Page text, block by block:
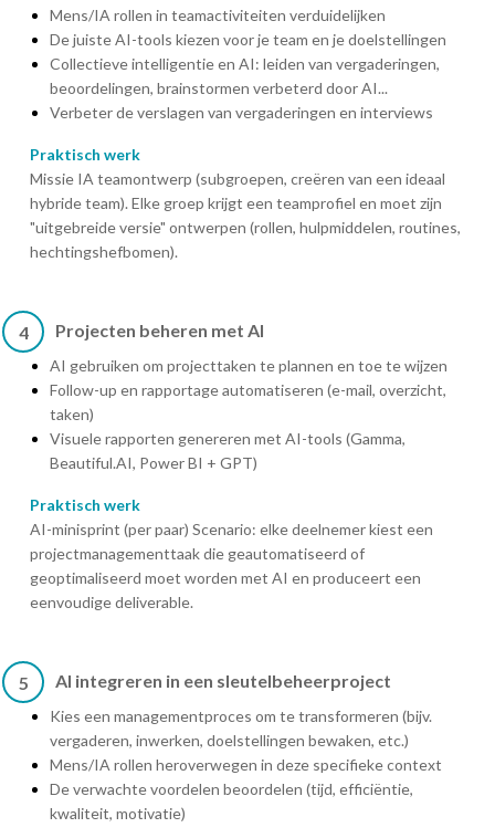
Mens/IA rollen in teamactiviteiten verduidelijken
De juiste AI-tools kiezen voor je team en je doelstellingen
Collectieve intelligentie en AI: leiden van vergaderingen,
beoordelingen, brainstormen verbeterd door AI...
Verbeter de verslagen van vergaderingen en interviews
Praktisch werk
Missie IA teamontwerp (subgroepen, creëren van een ideaal
hybride team). Elke groep krijgt een teamprofiel en moet zijn
"uitgebreide versie" ontwerpen (rollen, hulpmiddelen, routines,
hechtingshefbomen).
4 Projecten beheren met AI
AI gebruiken om projecttaken te plannen en toe te wijzen
Follow-up en rapportage automatiseren (e-mail, overzicht,
taken)
Visuele rapporten genereren met AI-tools (Gamma,
Beautiful.AI, Power BI + GPT)
Praktisch werk
AI-minisprint (per paar) Scenario: elke deelnemer kiest een
projectmanagementtaak die geautomatiseerd of
geoptimaliseerd moet worden met AI en produceert een
eenvoudige deliverable.
5 AI integreren in een sleutelbeheerproject
Kies een managementproces om te transformeren (bijv.
vergaderen, inwerken, doelstellingen bewaken, etc.)
Mens/IA rollen heroverwegen in deze specifieke context
De verwachte voordelen beoordelen (tijd, efficiëntie,
kwaliteit, motivatie)